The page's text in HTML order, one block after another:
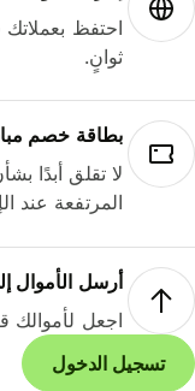
احتفظ بعملاتك
ثوانٍ.
بطاقة خصم
لا تقلق أبدًا
المرتفعة عند
أرسل الأموال
اجعل لأموالك
تسجيل الدخول